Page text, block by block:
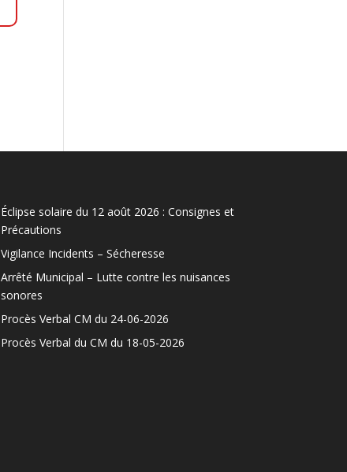
Éclipse solaire du 12 août 2026 : Consignes et
Précautions
Vigilance Incidents – Sécheresse
Arrêté Municipal – Lutte contre les nuisances
sonores
Procès Verbal CM du 24-06-2026
Procès Verbal du CM du 18-05-2026